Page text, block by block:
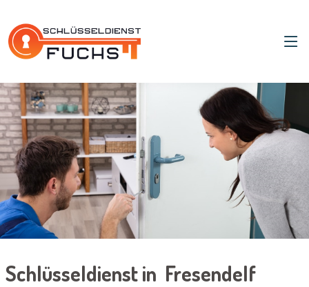
Schlüsseldienst in Fresendelf